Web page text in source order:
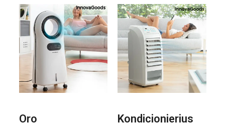
1000W
Oro
Kondicionierius